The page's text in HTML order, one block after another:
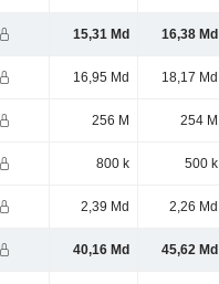
15,31 Md 16,38 Md
16,95 Md 18,17 Md
256 M 254 M
800 k 500 k
2,39 Md 2,26 Md
40,16 Md 45,62 Md